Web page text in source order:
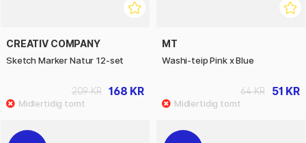
CREATIV COMPANY
Sketch Marker Natur 12-set
168 KR
209 KR
MT
Washi-teip Pink x Blue
51 KR
64 KR